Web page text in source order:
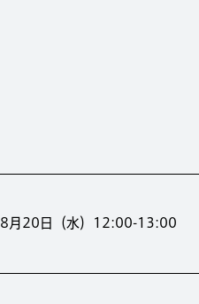
月20日（水）12:00-13:00